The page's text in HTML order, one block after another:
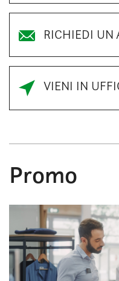
RICHIEDI UN
VIENI IN
Promo